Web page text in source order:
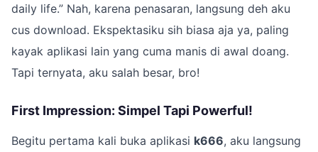
daily life.” Nah, karena penasaran, langsung deh aku
cus download. Ekspektasiku sih biasa aja ya, paling
kayak aplikasi lain yang cuma manis di awal doang.
Tapi ternyata, aku salah besar, bro!
First Impression: Simpel Tapi Powerful!
Begitu pertama kali buka aplikasi k666, aku langsung